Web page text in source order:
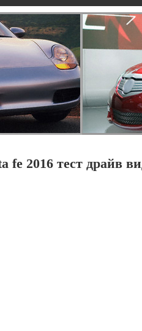
fe 2016 тест драйв